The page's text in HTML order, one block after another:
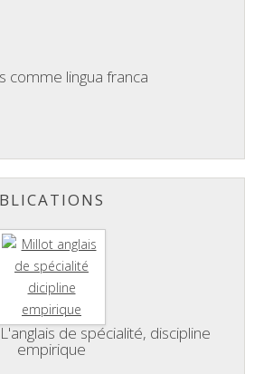
comme lingua franca
de spécialité, discipline
empirique